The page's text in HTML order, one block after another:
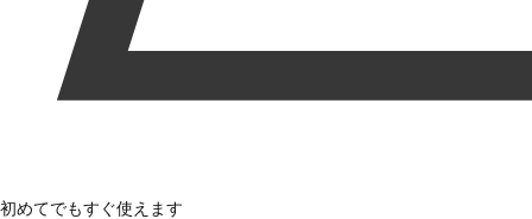
初めてでもすぐ使えます